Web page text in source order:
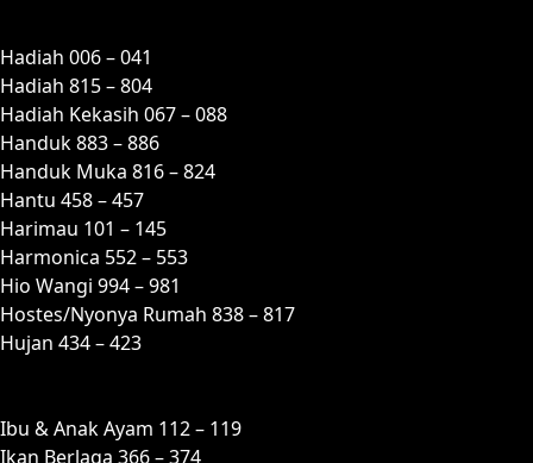
Hadiah 006 – 041
Hadiah 815 – 804
Hadiah Kekasih 067 – 088
Handuk 883 – 886
Handuk Muka 816 – 824
Hantu 458 – 457
Harimau 101 – 145
Harmonica 552 – 553
Hio Wangi 994 – 981
Hostes/Nyonya Rumah 838 – 817
Hujan 434 – 423
Ibu & Anak Ayam 112 – 119
Ikan Berlaga 366 – 374